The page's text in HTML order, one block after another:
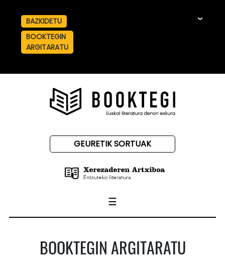
BAZKIDETU
BOOKTEGIN
ARGITARATU
GEURETIK SORTUAK
☰
BOOKTEGIN ARGITARATU